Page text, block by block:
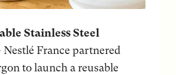
Stainless Steel
Nestlé France partnered
to launch a reusable